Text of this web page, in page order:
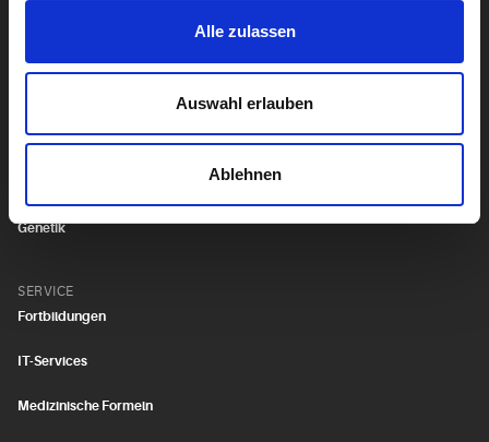
Alle zulassen
Auswahl erlauben
Ablehnen
UNTERNEHMENSBEREICHE
Krankenhaus Labormanagement
Hygiene
Genetik
SERVICE
Fortbildungen
IT-Services
Medizinische Formeln